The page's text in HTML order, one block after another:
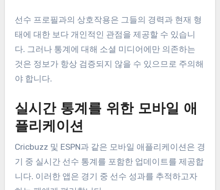
선수 프로필과의 상호작용은 그들의 경력과 현재 형
태에 대한 보다 개인적인 관점을 제공할 수 있습니
다. 그러나 통계에 대해 소셜 미디어에만 의존하는
것은 정보가 항상 검증되지 않을 수 있으므로 주의해
야 합니다.
실시간 통계를 위한 모바일 애
플리케이션
Cricbuzz 및 ESPN과 같은 모바일 애플리케이션은 경
기 중 실시간 선수 통계를 포함한 업데이트를 제공합
니다. 이러한 앱은 경기 중 선수 성과를 추적하고자